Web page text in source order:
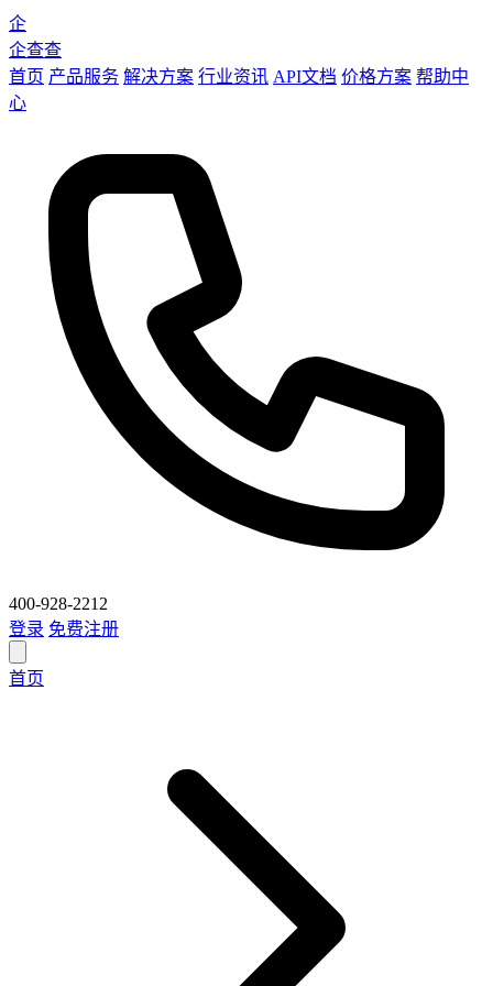
企
企查查
首页 产品服务 解决方案 行业资讯 API文档 价格方案 帮助中
心
400-928-2212
登录 免费注册
首页